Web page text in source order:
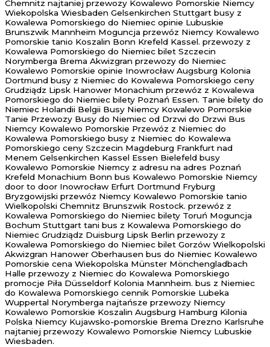
Chemnitz najtaniej przewozy Kowalewo Pomorskie Niemcy
Wiekopolska Wiesbaden Gelsenkirchen Stuttgart busy z
Kowalewa Pomorskiego do Niemiec opinie Lubuskie
Brunszwik Mannheim Moguncja przewóz Niemcy Kowalewo
Pomorskie tanio Koszalin Bonn Krefeld Kassel. przewozy z
Kowalewa Pomorskiego do Niemiec bilet Szczecin
Norymberga Brema Akwizgran przewozy do Niemiec
Kowalewo Pomorskie opinie Inowrocław Augsburg Kolonia
Dortmund busy z Niemiec do Kowalewa Pomorskiego ceny
Grudziądz Lipsk Hanower Monachium przewóz z Kowalewa
Pomorskiego do Niemiec bilety Poznań Essen. Tanie bilety do
Niemiec Holandii Belgii Busy Niemcy Kowalewo Pomorskie
Tanie Przewozy Busy do Niemiec od Drzwi do Drzwi Bus
Niemcy Kowalewo Pomorskie Przewóz z Niemiec do
Kowalewa Pomorskiego busy z Niemiec do Kowalewa
Pomorskiego ceny Szczecin Magdeburg Frankfurt nad
Menem Gelsenkirchen Kassel Essen Bielefeld busy
Kowalewo Pomorskie Niemcy z adresu na adres Poznań
Krefeld Monachium Bonn bus Kowalewo Pomorskie Niemcy
door to door Inowrocław Erfurt Dortmund Fryburg
Bryzgowijski przewóz Niemcy Kowalewo Pomorskie tanio
Wielkopolski Chemnitz Brunszwik Rostock. przewóz z
Kowalewa Pomorskiego do Niemiec bilety Toruń Moguncja
Bochum Stuttgart tani bus z Kowalewa Pomorskiego do
Niemiec Grudziądz Duisburg Lipsk Berlin przewozy z
Kowalewa Pomorskiego do Niemiec bilet Gorzów Wielkopolski
Akwizgran Hanower Oberhausen bus do Niemiec Kowalewo
Pomorskie cena Wiekopolska Münster Mönchengladbach
Halle przewozy z Niemiec do Kowalewa Pomorskiego
promocje Piła Düsseldorf Kolonia Mannheim. bus z Niemiec
do Kowalewa Pomorskiego cennik Pomorskie Lubeka
Wuppertal Norymberga najtańsze przewozy Niemcy
Kowalewo Pomorskie Koszalin Augsburg Hamburg Kilonia
Polska Niemcy Kujawsko-pomorskie Brema Drezno Karlsruhe
najtaniej przewozy Kowalewo Pomorskie Niemcy Lubuskie
Wiesbaden.